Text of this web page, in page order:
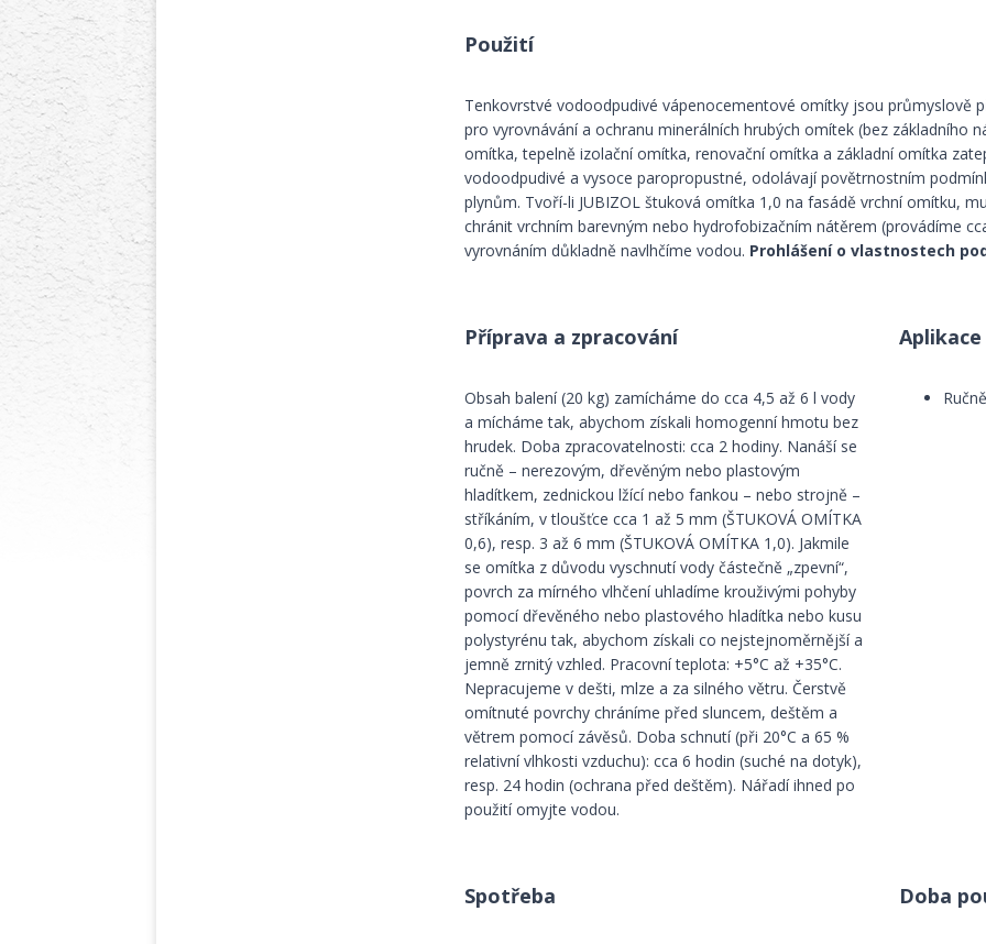
Použití
Tenkovrstvé vodoodpudivé vápenocementové omítky jsou průmyslově
pro vyrovnávání a ochranu minerálních hrubých omítek (bez základního
omítka, tepelně izolační omítka, renovační omítka a základní omítka
vodoodpudivé a vysoce paropropustné, odolávají povětrnostním
plynům. Tvoří-li JUBIZOL štuková omítka 1,0 na fasádě vrchní omítku,
chránit vrchním barevným nebo hydrofobizačním nátěrem (provádíme
vyrovnáním důkladně navlhčíme vodou. Prohlášení o vlastnostech
Příprava a zpracování
Obsah balení (20 kg) zamícháme do cca 4,5 až 6 l vody
a mícháme tak, abychom získali homogenní hmotu bez
hrudek. Doba zpracovatelnosti: cca 2 hodiny. Nanáší se
ručně – nerezovým, dřevěným nebo plastovým
hladítkem, zednickou lžící nebo fankou – nebo strojně –
stříkáním, v tloušťce cca 1 až 5 mm (ŠTUKOVÁ OMÍTKA
0,6), resp. 3 až 6 mm (ŠTUKOVÁ OMÍTKA 1,0). Jakmile
se omítka z důvodu vyschnutí vody částečně „zpevní“,
povrch za mírného vlhčení uhladíme krouživými pohyby
pomocí dřevěného nebo plastového hladítka nebo kusu
polystyrénu tak, abychom získali co nejstejnoměrnější a
jemně zrnitý vzhled. Pracovní teplota: +5°C až +35°C.
Nepracujeme v dešti, mlze a za silného větru. Čerstvě
omítnuté povrchy chráníme před sluncem, deštěm a
větrem pomocí závěsů. Doba schnutí (při 20°C a 65 %
relativní vlhkosti vzduchu): cca 6 hodin (suché na dotyk),
resp. 24 hodin (ochrana před deštěm). Nářadí ihned po
použití omyjte vodou.
Aplikace
Spotřeba Doba